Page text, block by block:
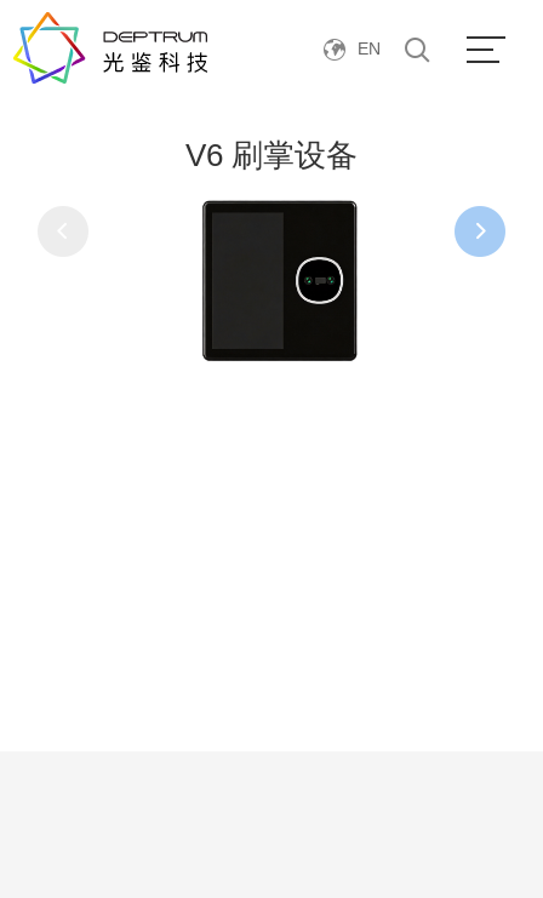
EN
产品中心 V6 刷掌设备
V6 刷掌设备